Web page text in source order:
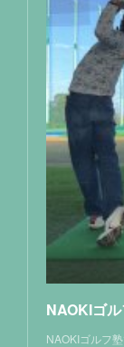
NAOKIゴ
NAOKIゴルフ